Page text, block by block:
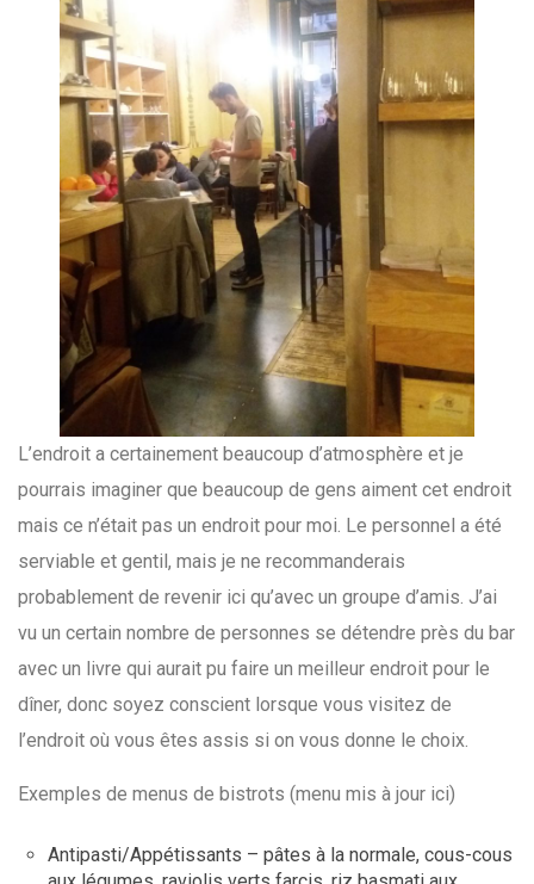
L’endroit a certainement beaucoup d’atmosphère et je
pourrais imaginer que beaucoup de gens aiment cet endroit
mais ce n’était pas un endroit pour moi. Le personnel a été
serviable et gentil, mais je ne recommanderais
probablement de revenir ici qu’avec un groupe d’amis. J’ai
vu un certain nombre de personnes se détendre près du bar
avec un livre qui aurait pu faire un meilleur endroit pour le
dîner, donc soyez conscient lorsque vous visitez de
l’endroit où vous êtes assis si on vous donne le choix.
Exemples de menus de bistrots (menu mis à jour ici)
Antipasti/Appétissants – pâtes à la normale, cous-cous